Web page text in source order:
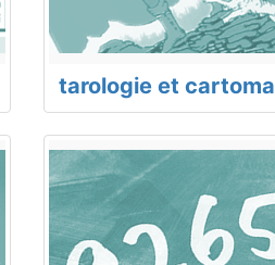
tarologie et